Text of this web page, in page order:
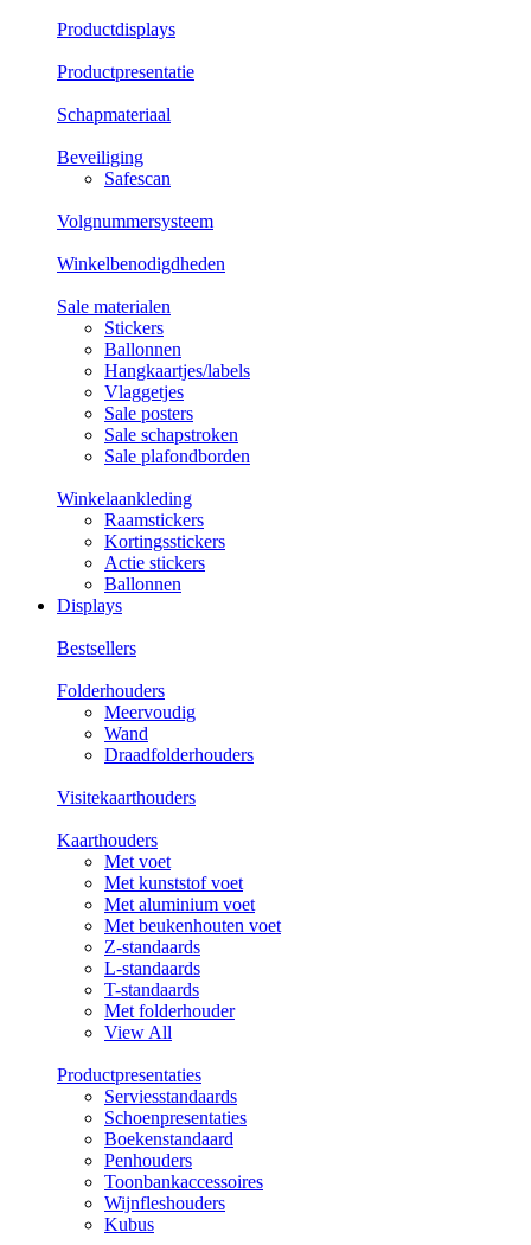
Productdisplays
Productpresentatie
Schapmateriaal
Beveiliging
Safescan
Volgnummersysteem
Winkelbenodigdheden
Sale materialen
Stickers
Ballonnen
Hangkaartjes/labels
Vlaggetjes
Sale posters
Sale schapstroken
Sale plafondborden
Winkelaankleding
Raamstickers
Kortingsstickers
Actie stickers
Ballonnen
Displays
Bestsellers
Folderhouders
Meervoudig
Wand
Draadfolderhouders
Visitekaarthouders
Kaarthouders
Met voet
Met kunststof voet
Met aluminium voet
Met beukenhouten voet
Z-standaards
L-standaards
T-standaards
Met folderhouder
View All
Productpresentaties
Serviesstandaards
Schoenpresentaties
Boekenstandaard
Penhouders
Toonbankaccessoires
Wijnfleshouders
Kubus